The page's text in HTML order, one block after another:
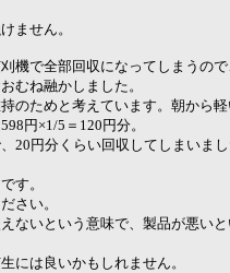
ません。
機で全部回収になってしまうの
むね融かしました。
のためと考えています。朝から軽
円×1/5＝120円分。
20円分くらい回収してしまいまし
す。
さい。
ないという意味で、製品が悪い
には良いかもしれません。